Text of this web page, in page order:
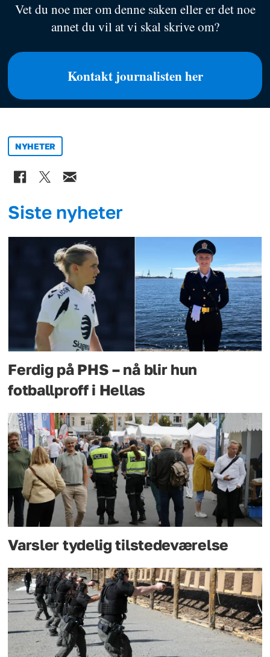
Vet du noe mer om denne saken eller er det noe
annet du vil at vi skal skrive om?
Kontakt journalisten her
NYHETER
Siste nyheter
Ferdig på PHS – nå blir hun
fotballproff i Hellas
Varsler tydelig tilstedeværelse